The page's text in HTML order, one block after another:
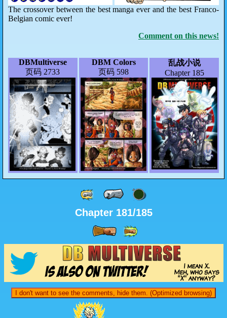
The crossover between the best manga ever and the best Franco-
Belgian comic ever!
Comment on this news!
DBMultiverse
页码 2733
DBM Colors
页码 598
乱战小说
Chapter 185
Chapter 181/185
I don't want to see the comments, hide them. (Optimized browsing)